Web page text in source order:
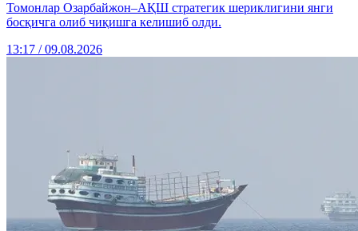
Томонлар Озарбайжон–АҚШ стратегик шериклигини янги
босқичга олиб чиқишга келишиб олди.
13:17 / 09.08.2026